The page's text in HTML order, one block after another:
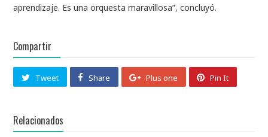
aprendizaje. Es una orquesta maravillosa”, concluyó.
Compartir
Tweet Share Plus one Pin It
Relacionados